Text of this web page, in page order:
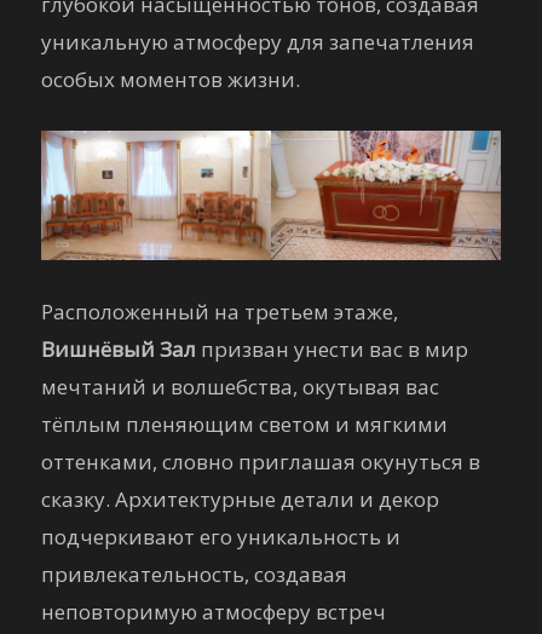
уникальную атмосферу для запечатления
особых моментов жизни.
Расположенный на третьем этаже,
Вишнёвый Зал призван унести вас в мир
мечтаний и волшебства, окутывая вас
тёплым пленяющим светом и мягкими
оттенками, словно приглашая окунуться в
сказку. Архитектурные детали и декор
подчеркивают его уникальность и
привлекательность, создавая
неповторимую атмосферу встреч